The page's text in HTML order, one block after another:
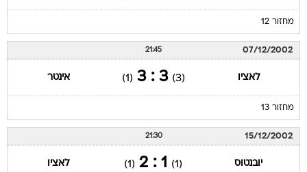
מחזור 12
07/12/2002
21:45
לאציו (3)
3 : 3
(1) אינטר
מחזור 13
15/12/2002
21:30
יובנטוס (1)
1 : 2
(1) לאציו